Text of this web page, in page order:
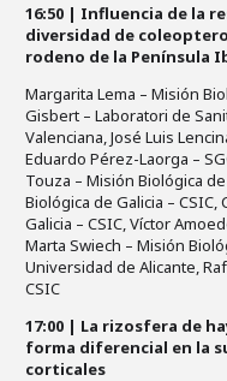
16:50 | Influencia de la
diversidad de
rodeno de la Península
Margarita Lema – Misión
Gisbert – Laboratori de
Valenciana, José Luis
Eduardo Pérez-Laorga –
Touza – Misión Biológica
Biológica de Galicia –
Galicia – CSIC, Víctor
Marta Swiech – Misión
Universidad de Alicante,
CSIC
17:00 | La rizosfera de
forma diferencial en la
corticales